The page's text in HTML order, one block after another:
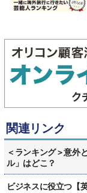
関連リンク
＜ランキング＞意外
ル」はどこ？
ビジネスに役立つ【